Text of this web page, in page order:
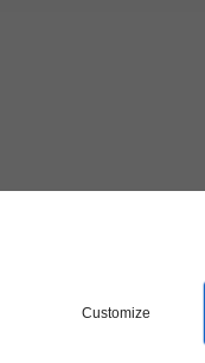
Customize